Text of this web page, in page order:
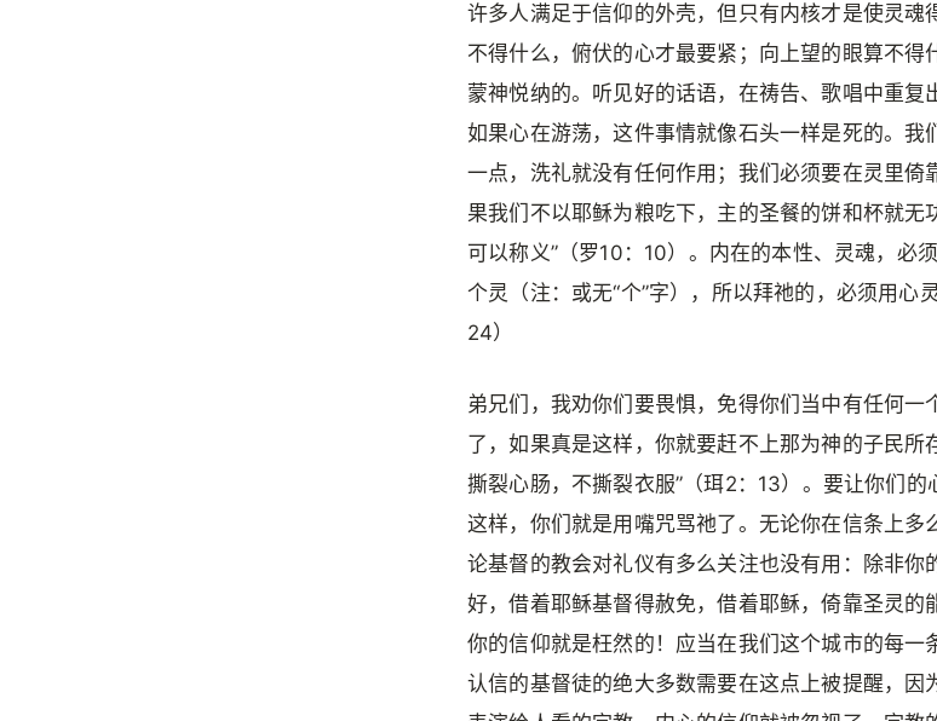
许多人满足于信仰的外壳，但只有内核才是使灵魂
不得什么，俯伏的心才最要紧；向上望的眼算不得
蒙神悦纳的。听见好的话语，在祷告、歌唱中重复
如果心在游荡，这件事情就像石头一样是死的。我
一点，洗礼就没有任何作用；我们必须要在灵里倚
果我们不以耶稣为粮吃下，主的圣餐的饼和杯就无
可以称义”（罗10：10）。内在的本性、灵魂，必
个灵（注：或无“个”字），所以拜祂的，必须用心
24）
弟兄们，我劝你们要畏惧，免得你们当中有任何一
了，如果真是这样，你就要赶不上那为神的子民所
撕裂心肠，不撕裂衣服”（珥2：13）。要让你们的
这样，你们就是用嘴咒骂祂了。无论你在信条上多
论基督的教会对礼仪有多么关注也没有用：除非你
好，借着耶稣基督得赦免，借着耶稣，倚靠圣灵的
你的信仰就是枉然的！应当在我们这个城市的每一
认信的基督徒的绝大多数需要在这点上被提醒，因